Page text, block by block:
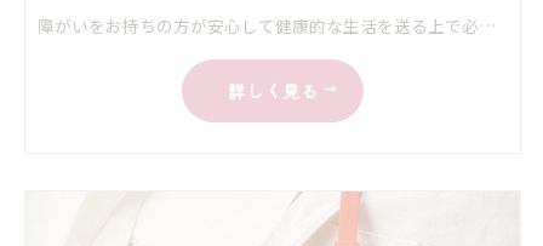
障がいをお持ちの方が安心して健康的な生活を送る上で必要な家事の手伝いをしていただきます。 経験がある方は行動援護もしていただきます。
詳しく見る